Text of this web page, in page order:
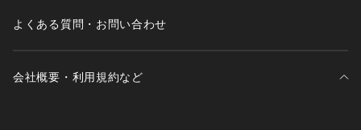
よくある質問・お問い合わせ
会社概要・利用規約など